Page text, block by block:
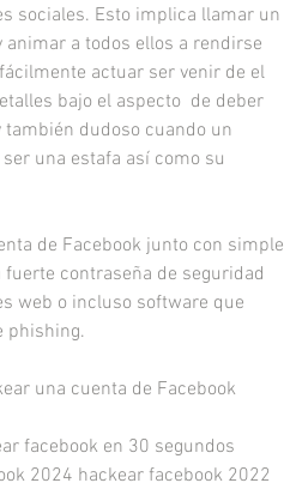
sociales. Esto implica llamar un
a todos ellos a rendirse
actuar ser venir de el
bajo el aspecto  de deber
dudoso cuando un
una estafa así como su
de Facebook junto con simple
contraseña de seguridad
web o incluso software que
phishing.
una cuenta de Facebook
facebook en 30 segundos
2024 hackear facebook 2022